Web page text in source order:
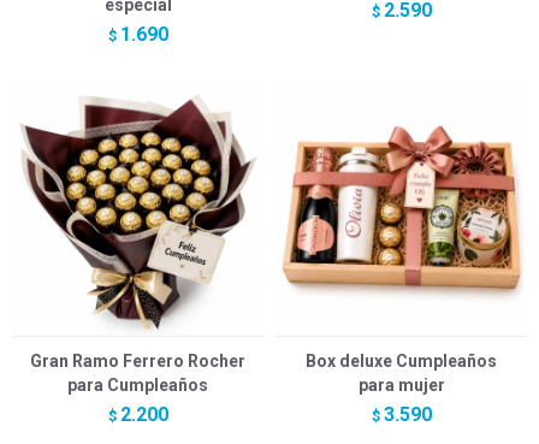
especial
$ 1.690
$ 2.590
Gran Ramo Ferrero Rocher
para Cumpleaños
$ 2.200
Box deluxe Cumpleaños
para mujer
$ 3.590